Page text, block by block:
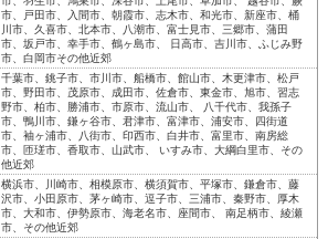
市、戸田市、入間市、朝霞市、志木市、和光市、新座市、桶
川市、久喜市、北本市、八潮市、富士見市、三郷市、蒲田
市、坂戸市、幸手市、鶴ヶ島市、 日高市、吉川市、ふじみ野
市、白岡市その他近郊
千葉市、銚子市、市川市、船橋市、館山市、木更津市、松戸
市、野田市、茂原市、成田市、佐倉市、東金市、旭市、習志
野市、柏市、勝浦市、市原市、流山市、 八千代市、我孫子
市、鴨川市、鎌ヶ谷市、君津市、富津市、浦安市、四街道
市、袖ヶ浦市、八街市、印西市、白井市、富里市、南房総
市、匝瑳市、香取市、山武市、 いすみ市、大綱白里市、その
他近郊
横浜市、川崎市、相模原市、横須賀市、平塚市、鎌倉市、藤
沢市、小田原市、茅ヶ崎市、逗子市、三浦市、秦野市、厚木
市、大和市、伊勢原市、海老名市、座間市、 南足柄市、綾瀬
市、その他近郊